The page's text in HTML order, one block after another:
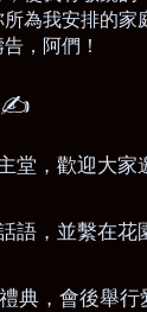
為我安排的家
，阿們！
堂，歡迎大
語，並繫在
典，會後舉